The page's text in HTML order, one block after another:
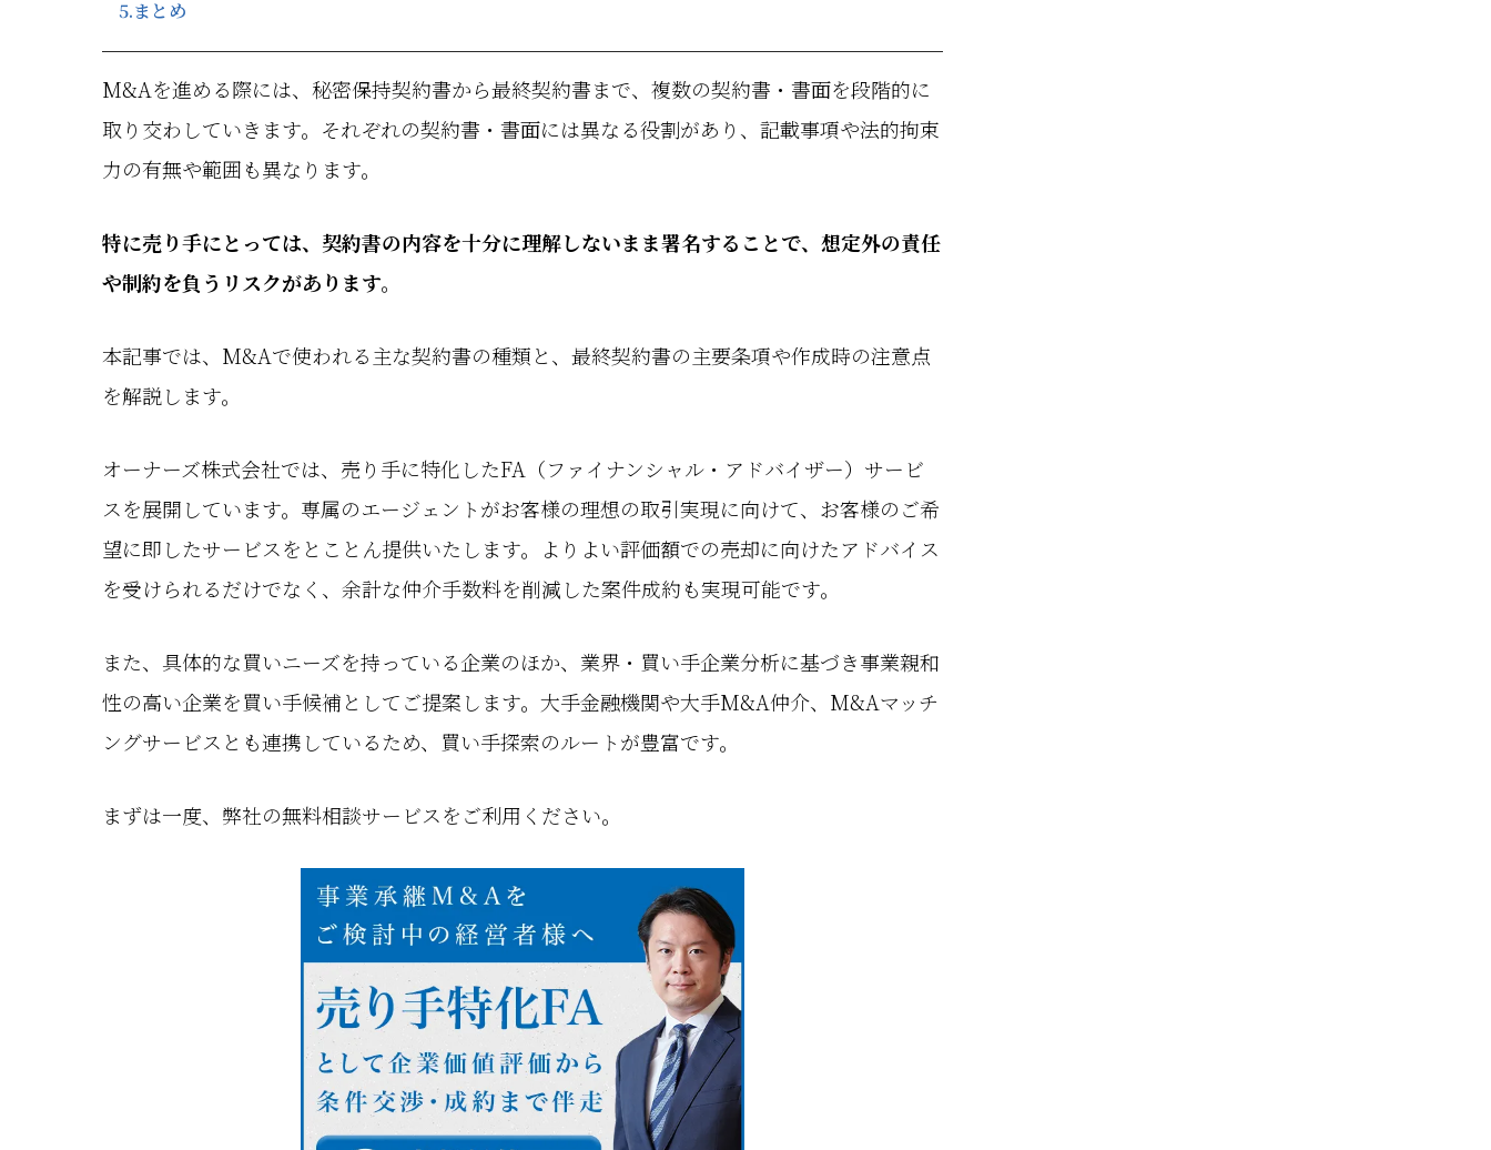
5.まとめ
M&Aを進める際には、秘密保持契約書から最終契約書まで、複数の契約書・書面を段階的に
取り交わしていきます。それぞれの契約書・書面には異なる役割があり、記載事項や法的拘束
力の有無や範囲も異なります。
特に売り手にとっては、契約書の内容を十分に理解しないまま署名することで、想定外の責任
や制約を負うリスクがあります。
本記事では、M&Aで使われる主な契約書の種類と、最終契約書の主要条項や作成時の注意点
を解説します。
オーナーズ株式会社では、売り手に特化したFA（ファイナンシャル・アドバイザー）サービ
スを展開しています。専属のエージェントがお客様の理想の取引実現に向けて、お客様のご希
望に即したサービスをとことん提供いたします。よりよい評価額での売却に向けたアドバイス
を受けられるだけでなく、余計な仲介手数料を削減した案件成約も実現可能です。
また、具体的な買いニーズを持っている企業のほか、業界・買い手企業分析に基づき事業親和
性の高い企業を買い手候補としてご提案します。大手金融機関や大手M&A仲介、M&Aマッチ
ングサービスとも連携しているため、買い手探索のルートが豊富です。
まずは一度、弊社の無料相談サービスをご利用ください。